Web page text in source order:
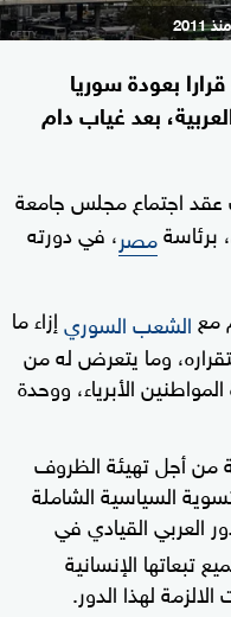
بعودة سوريا
بعد غياب دام
عقد اجتماع مجلس جامعة
برئاسةمصر، في دورته
مع الشعب السوري إزاء ما
وما يتعرض له من
الأبرياء، ووحدة
من أجل تهيئة الظروف
السياسية الشاملة
العربي القيادي في
تبعاتها الإنسانية
لهذا الدور.